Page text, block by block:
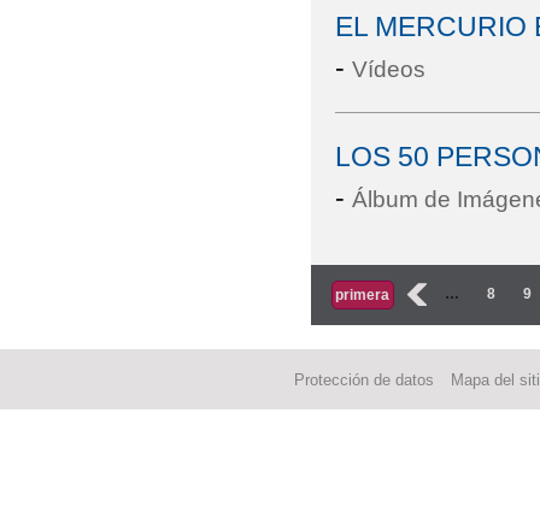
EL MERCURIO
- Vídeos
LOS 50
- Álbum de
Páginas
primera ‹ … 8 9
Protección de datos Mapa del